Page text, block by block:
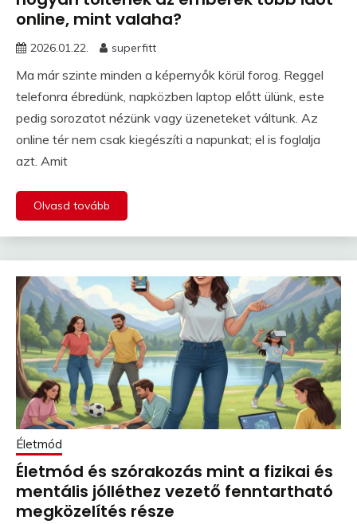
online, mint valaha?
2026.01.22. superfitt
Ma már szinte minden a képernyők körül forog. Reggel
telefonra ébredünk, napközben laptop előtt ülünk, este
pedig sorozatot nézünk vagy üzeneteket váltunk. Az
online tér nem csak kiegészíti a napunkat; el is foglalja
azt. Amit
Olvasd tovább
Életmód
Életmód és szórakozás mint a fizikai és
mentális jólléthez vezető fenntartható
megközelítés része